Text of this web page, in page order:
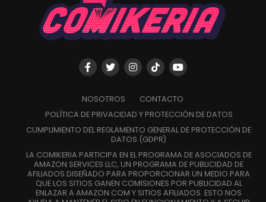
NOSOTROS
CONTACTO
POLÍTICA DE PRIVACIDAD Y PROTECCIÓN DE DATOS
CUMPLIMIENTO DEL REGLAMENTO GENERAL DE PROTECCIÓN DE
DATOS (GDPR)
LA COMIKERIA PARTICIPA EN EL PROGRAMA DE ASOCIADOS DE
AMAZON SERVICES LLC, UN PROGRAMA DE PUBLICIDAD DE
AFILIADOS DISEÑADO PARA PROPORCIONAR UN MEDIO PARA
QUE LOS SITIOS GANEN COMISIONES POR PUBLICIDAD AL
ENLAZAR A AMAZON.COM Y SITIOS AFILIADOS. ESTO NOS